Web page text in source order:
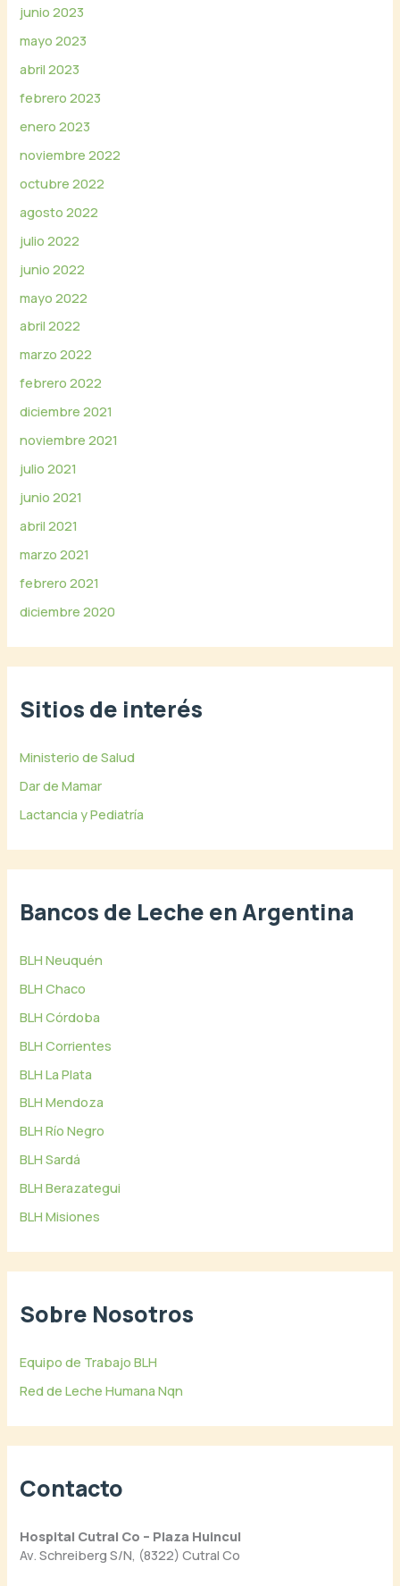
junio 2023
mayo 2023
abril 2023
febrero 2023
enero 2023
noviembre 2022
octubre 2022
agosto 2022
julio 2022
junio 2022
mayo 2022
abril 2022
marzo 2022
febrero 2022
diciembre 2021
noviembre 2021
julio 2021
junio 2021
abril 2021
marzo 2021
febrero 2021
diciembre 2020
Sitios de interés
Ministerio de Salud
Dar de Mamar
Lactancia y Pediatría
Bancos de Leche en Argentina
BLH Neuquén
BLH Chaco
BLH Córdoba
BLH Corrientes
BLH La Plata
BLH Mendoza
BLH Río Negro
BLH Sardá
BLH Berazategui
BLH Misiones
Sobre Nosotros
Equipo de Trabajo BLH
Red de Leche Humana Nqn
Contacto
Hospital Cutral Co – Plaza Huincul
Av. Schreiberg S/N, (8322) Cutral Co